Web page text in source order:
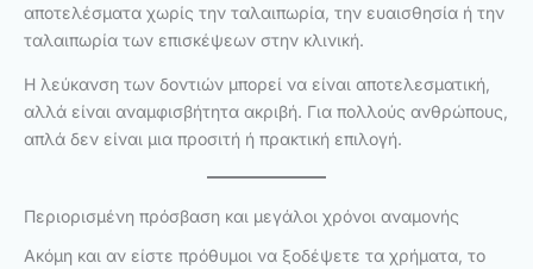
αποτελέσματα χωρίς την ταλαιπωρία, την ευαισθησία ή την
ταλαιπωρία των επισκέψεων στην κλινική.
Η λεύκανση των δοντιών μπορεί να είναι αποτελεσματική,
αλλά είναι αναμφισβήτητα ακριβή. Για πολλούς ανθρώπους,
απλά δεν είναι μια προσιτή ή πρακτική επιλογή.
Περιορισμένη πρόσβαση και μεγάλοι χρόνοι αναμονής
Ακόμη και αν είστε πρόθυμοι να ξοδέψετε τα χρήματα, το